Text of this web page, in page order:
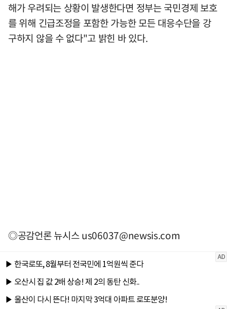
해가 우려되는 상황이 발생한다면 정부는 국민경제 보호
를 위해 긴급조정을 포함한 가능한 모든 대응수단을 강
구하지 않을 수 없다"고 밝힌 바 있다.
◎공감언론 뉴시스us06037@newsis.com